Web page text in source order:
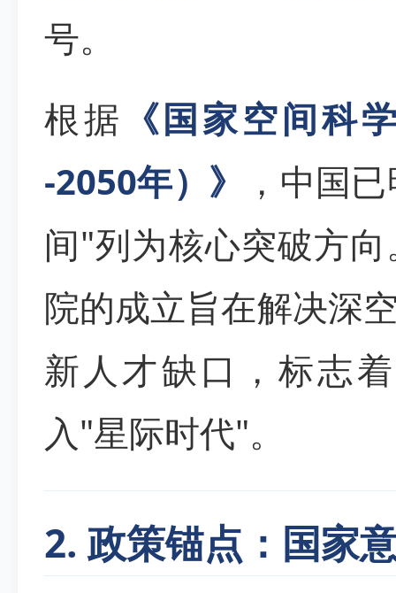
号。
根据 《国家空间科
-2050年）》
，中国
间"列为核心突破方
院的成立旨在解决深
新人才缺口，标志
入"星际时代"。
2. 政策锚点：国家